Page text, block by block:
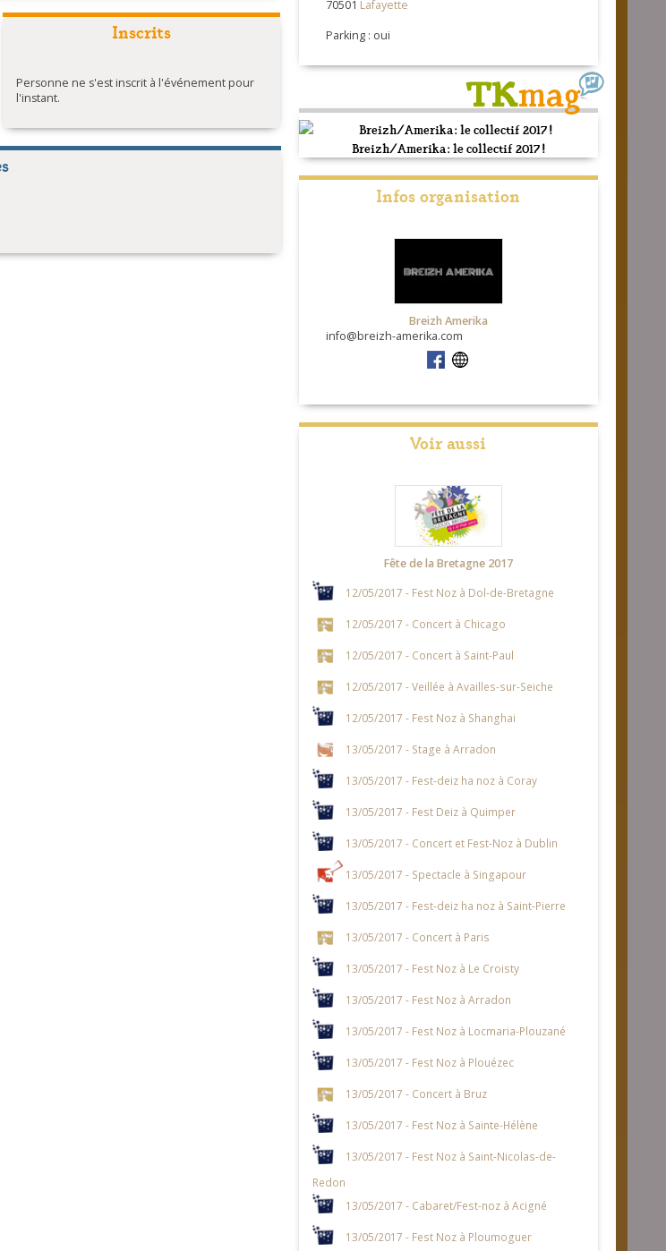
Inscrits
Personne ne s'est inscrit à l'événement pour
l'instant.
70501 Lafayette
Parking : oui
Breizh/Amerika: le collectif 2017 !
Infos organisation
Breizh Amerika
info@breizh-amerika.com
Voir aussi
Fête de la Bretagne 2017
12/05/2017 - Fest Noz à Dol-de-Bretagne
12/05/2017 - Concert à Chicago
12/05/2017 - Concert à Saint-Paul
12/05/2017 - Veillée à Availles-sur-Seiche
12/05/2017 - Fest Noz à Shanghai
13/05/2017 - Stage à Arradon
13/05/2017 - Fest-deiz ha noz à Coray
13/05/2017 - Fest Deiz à Quimper
13/05/2017 - Concert et Fest-Noz à Dublin
13/05/2017 - Spectacle à Singapour
13/05/2017 - Fest-deiz ha noz à Saint-Pierre
13/05/2017 - Concert à Paris
13/05/2017 - Fest Noz à Le Croisty
13/05/2017 - Fest Noz à Arradon
13/05/2017 - Fest Noz à Locmaria-Plouzané
13/05/2017 - Fest Noz à Plouézec
13/05/2017 - Concert à Bruz
13/05/2017 - Fest Noz à Sainte-Hélène
13/05/2017 - Fest Noz à Saint-Nicolas-de-
Redon
13/05/2017 - Cabaret/Fest-noz à Acigné
13/05/2017 - Fest Noz à Ploumoguer